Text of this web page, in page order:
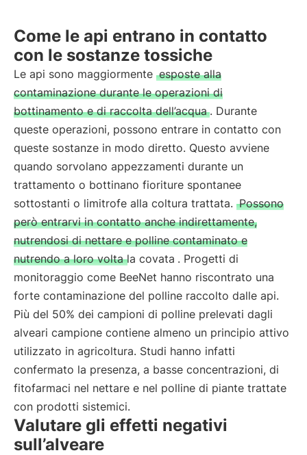
Come le api entrano in contatto
con le sostanze tossiche
Le api sono maggiormente esposte alla
contaminazione durante le operazioni di
bottinamento e di raccolta dell’acqua . Durante
queste operazioni, possono entrare in contatto con
queste sostanze in modo diretto. Questo avviene
quando sorvolano appezzamenti durante un
trattamento o bottinano fioriture spontanee
sottostanti o limitrofe alla coltura trattata. Possono
però entrarvi in contatto anche indirettamente,
nutrendosi di nettare e polline contaminato e
nutrendo a loro volta la covata . Progetti di
monitoraggio come BeeNet hanno riscontrato una
forte contaminazione del polline raccolto dalle api.
Più del 50% dei campioni di polline prelevati dagli
alveari campione contiene almeno un principio attivo
utilizzato in agricoltura. Studi hanno infatti
confermato la presenza, a basse concentrazioni, di
fitofarmaci nel nettare e nel polline di piante trattate
con prodotti sistemici.
Valutare gli effetti negativi
sull’alveare